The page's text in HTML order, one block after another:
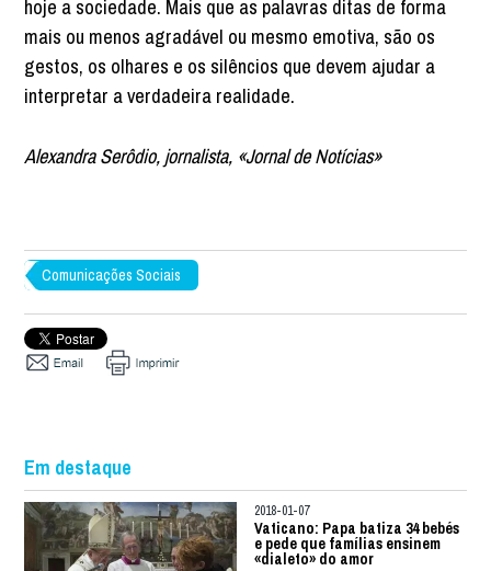
hoje a sociedade. Mais que as palavras ditas de forma
mais ou menos agradável ou mesmo emotiva, são os
gestos, os olhares e os silêncios que devem ajudar a
interpretar a verdadeira realidade.
Alexandra Serôdio, jornalista, «Jornal de Notícias»
Comunicações Sociais
Em destaque
2018-01-07
Vaticano: Papa batiza 34 bebés
e pede que famílias ensinem
«dialeto» do amor